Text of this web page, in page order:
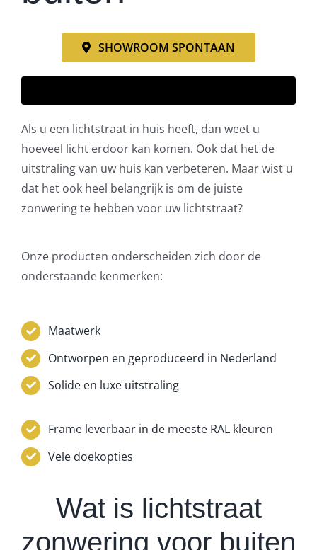
SHOWROOM SPONTAAN
Als u een lichtstraat in huis heeft, dan weet u
hoeveel licht erdoor kan komen. Ook dat het de
uitstraling van uw huis kan verbeteren. Maar wist u
dat het ook heel belangrijk is om de juiste
zonwering te hebben voor uw lichtstraat?
Onze producten onderscheiden zich door de
onderstaande kenmerken:
Maatwerk
Ontworpen en geproduceerd in Nederland
Solide en luxe uitstraling
Frame leverbaar in de meeste RAL kleuren
Vele doekopties
Wat is lichtstraat
zonwering voor buiten